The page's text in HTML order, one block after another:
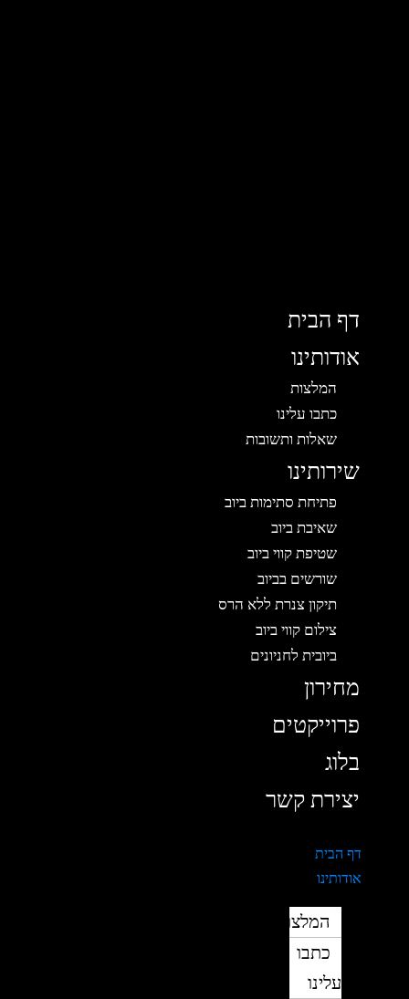
דף הבית
אודותינו
המלצות
כתבו עלינו
שאלות ותשובות
שירותינו
פתיחת סתימות ביוב
שאיבת ביוב
שטיפת קווי ביוב
שורשים בביוב
תיקון צנרת ללא הרס
צילום קווי ביוב
ביובית לחניונים
מחירון
פרוייקטים
בלוג
יצירת קשר
דף הבית
אודותינו
המלצות
כתבו
עלינו